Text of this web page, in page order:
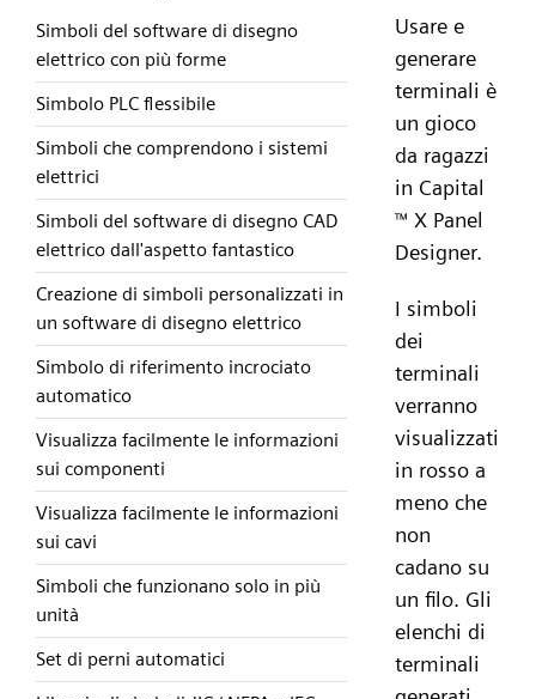
Simboli del software di disegno
elettrico con più forme
Simbolo PLC flessibile
Simboli che comprendono i sistemi
elettrici
Simboli del software di disegno CAD
elettrico dall'aspetto fantastico
Creazione di simboli personalizzati in
un software di disegno elettrico
Simbolo di riferimento incrociato
automatico
Visualizza facilmente le informazioni
sui componenti
Visualizza facilmente le informazioni
sui cavi
Simboli che funzionano solo in più
unità
Set di perni automatici
Usare e
generare
terminali è
un gioco
da ragazzi
in Capital
™ X Panel
Designer.
I simboli
dei
terminali
verranno
visualizzati
in rosso a
meno che
non
cadano su
un filo. Gli
elenchi di
terminali